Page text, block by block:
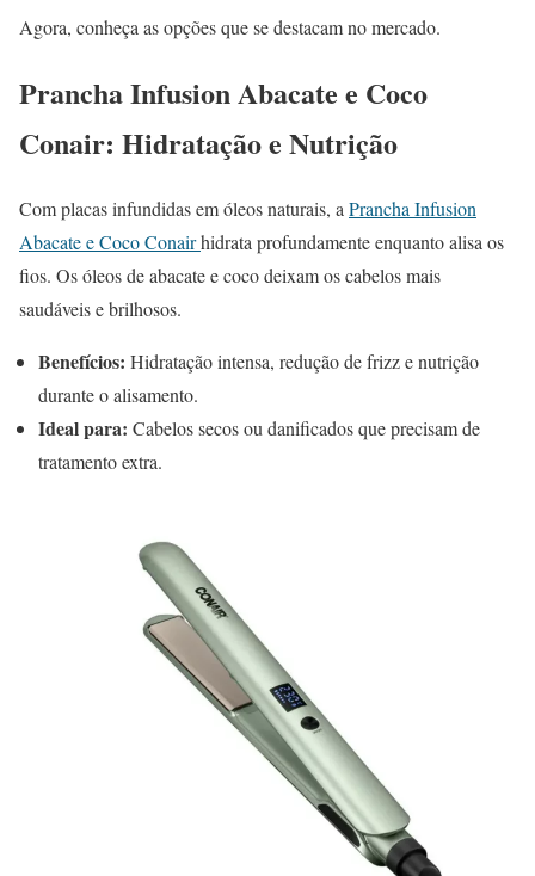
Agora, conheça as opções que se destacam no mercado.
Prancha Infusion Abacate e Coco
Conair: Hidratação e Nutrição
Com placas infundidas em óleos naturais, a Prancha Infusion
Abacate e Coco Conairhidrata profundamente enquanto alisa os
fios. Os óleos de abacate e coco deixam os cabelos mais
saudáveis e brilhosos.
Benefícios: Hidratação intensa, redução de frizz e nutrição
durante o alisamento.
Ideal para: Cabelos secos ou danificados que precisam de
tratamento extra.